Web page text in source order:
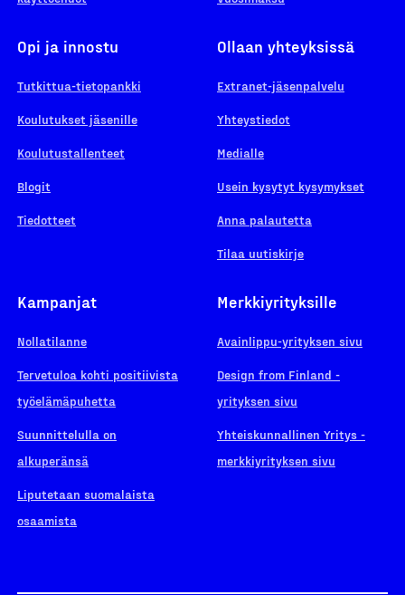
Opi ja innostu
Tutkittua-tietopankki
Koulutukset jäsenille
Koulutustallenteet
Blogit
Tiedotteet
Ollaan yhteyksissä
Extranet-jäsenpalvelu
Yhteystiedot
Medialle
Usein kysytyt kysymykset
Anna palautetta
Tilaa uutiskirje
Kampanjat
Nollatilanne
Tervetuloa kohti positiivista
työelämäpuhetta
Suunnittelulla on
alkuperänsä
Liputetaan suomalaista
osaamista
Merkkiyrityksille
Avainlippu-yrityksen sivu
Design from Finland -
yrityksen sivu
Yhteiskunnallinen Yritys -
merkkiyrityksen sivu